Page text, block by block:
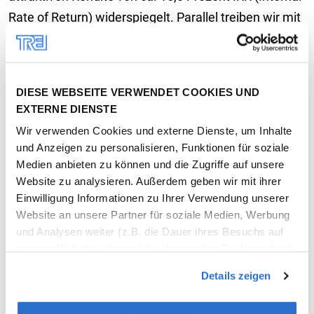
DIESE WEBSEITE VERWENDET COOKIES UND
EXTERNE DIENSTE
Wir verwenden Cookies und externe Dienste, um Inhalte
und Anzeigen zu personalisieren, Funktionen für soziale
Medien anbieten zu können und die Zugriffe auf unsere
Website zu analysieren. Außerdem geben wir mit ihrer
Einwilligung Informationen zu Ihrer Verwendung unserer
Website an unsere Partner für soziale Medien, Werbung
und Analysen weiter (z.B. die Dauer ihres Besuchs auf
werden, wo ein anderes Datenschutzniveau als in der EU
herrscht. Unsere Partner führen diese Informationen
Details zeigen
Rate of Return) widerspiegelt. Parallel treiben wir mit
dem Bau von ‚Chamberlain House‘ unsere Aktivitäten
in Nashville weiter voran, einem für uns strategisch
Neben den bisherigen Entwicklungen bereitet die Trei
Ankäufe von Grundstücken vor, um weitere Multi-
Family-Projekte zu realisieren. Das erste Grundstück
liegt auf Merritt Island in Florida, in der wirtschaftlich
prosperierenden Region der „Space Coast“, die durch
die Luft- und Raumfahrtindustrie sowie den Hafen
Grundstück liegt in Charlotte, North Carolina, dem
Standort des US-Hauptsitzes der Trei.